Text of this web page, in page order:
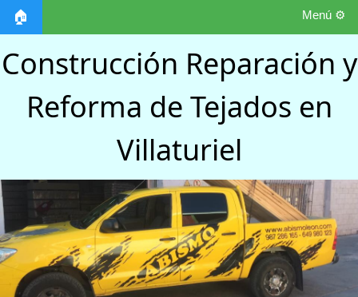
🏠 Menú ⚙️
Construcción Reparación y
Reforma de Tejados en
Villaturiel